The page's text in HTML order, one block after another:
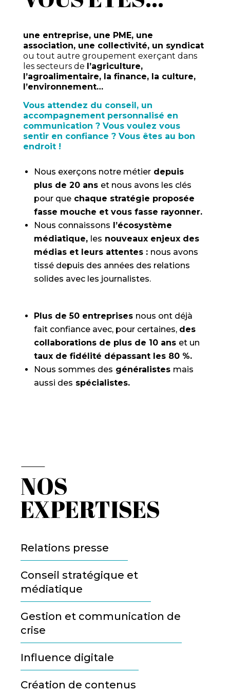
une entreprise, une PME, une
association, une collectivité, un syndicat
ou tout autre groupement exerçant dans
les secteurs de l’agriculture,
l’agroalimentaire, la finance, la culture,
l’environnement…
Vous attendez du conseil, un
accompagnement personnalisé en
communication ? Vous voulez vous
sentir en confiance ? Vous êtes au bon
endroit !
Nous exerçons notre métier depuis
plus de 20 ans et nous avons les clés
pour que chaque stratégie proposée
fasse mouche et vous fasse rayonner.
Nous connaissons l’écosystème
médiatique, les nouveaux enjeux des
médias et leurs attentes : nous avons
tissé depuis des années des relations
solides avec les journalistes.
Plus de 50 entreprises nous ont déjà
fait confiance avec, pour certaines, des
collaborations de plus de 10 ans et un
taux de fidélité dépassant les 80 %.
Nous sommes des généralistes mais
aussi des spécialistes.
NOS
EXPERTISES
Relations presse
Conseil stratégique et
médiatique
Gestion et communication de
crise
Influence digitale
Création de contenus